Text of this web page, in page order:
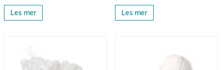
Les mer Les mer